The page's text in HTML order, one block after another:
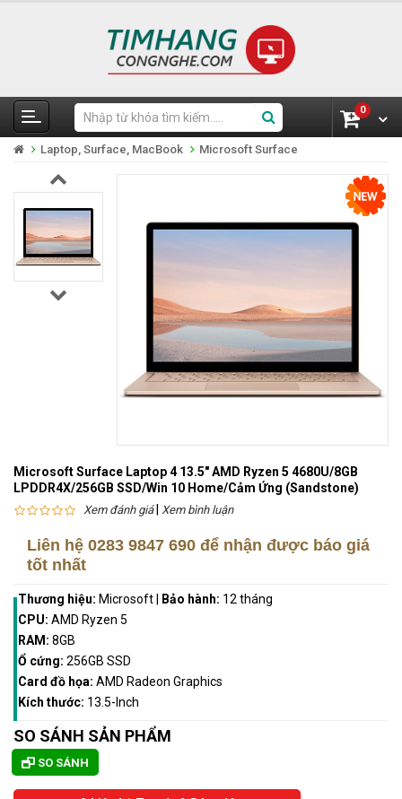
0
Laptop, Surface, MacBook Microsoft Surface
Microsoft Surface Laptop 4 13.5" AMD Ryzen 5 4680U/8GB
LPDDR4X/256GB SSD/Win 10 Home/Cảm Ứng (Sandstone)
Xem đánh giá| Xem bình luận
Liên hệ 0283 9847 690 để nhận được báo giá
tốt nhất
Thương hiệu: Microsoft Bảo hành: 12 tháng
CPU: AMD Ryzen 5
RAM: 8GB
Ổ cứng: 256GB SSD
Card đồ họa: AMD Radeon Graphics
Kích thước: 13.5-Inch
SO SÁNH SẢN PHẨM
SO SÁNH